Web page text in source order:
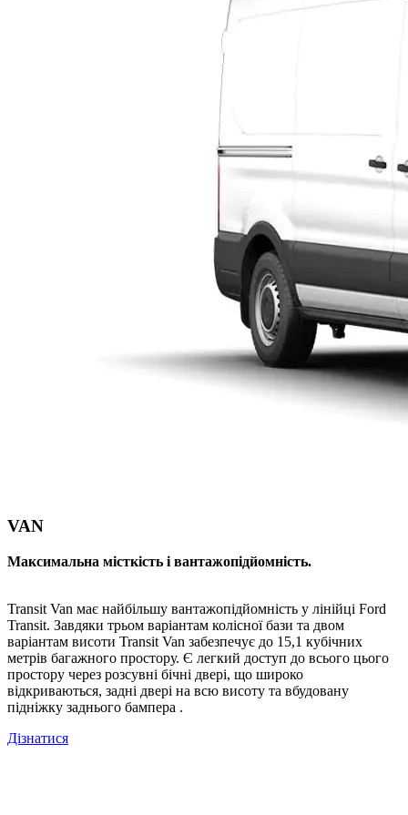
VAN
Максимальна місткість і вантажопідйомність.
Transit Van має найбільшу вантажопідйомність у лінійці Ford
Transit. Завдяки трьом варіантам колісної бази та двом
варіантам висоти Transit Van забезпечує до 15,1 кубічних
метрів багажного простору. Є легкий доступ до всього цього
простору через розсувні бічні двері, що широко
відкриваються, задні двері на всю висоту та вбудовану
підніжку заднього бампера .
Дізнатися